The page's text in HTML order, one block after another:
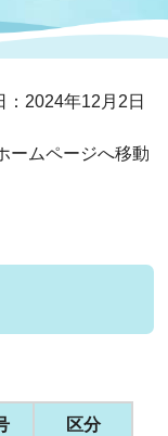
：2024年12月2日
ームページへ移動
区分